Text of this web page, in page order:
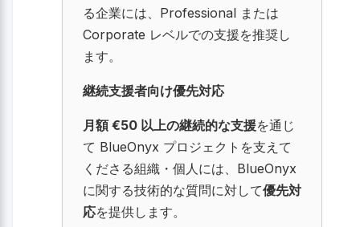
る企業には、Professional または
Corporate レベルでの支援を推奨し
ます。
継続支援者向け優先対応
月額 €50 以上の継続的な支援を通じ
て BlueOnyx プロジェクトを支えて
くださる組織・個人には、BlueOnyx
に関する技術的な質問に対して優先対
応を提供します。